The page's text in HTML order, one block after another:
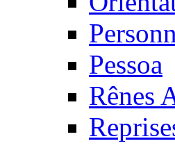
Pessoa
Rênes